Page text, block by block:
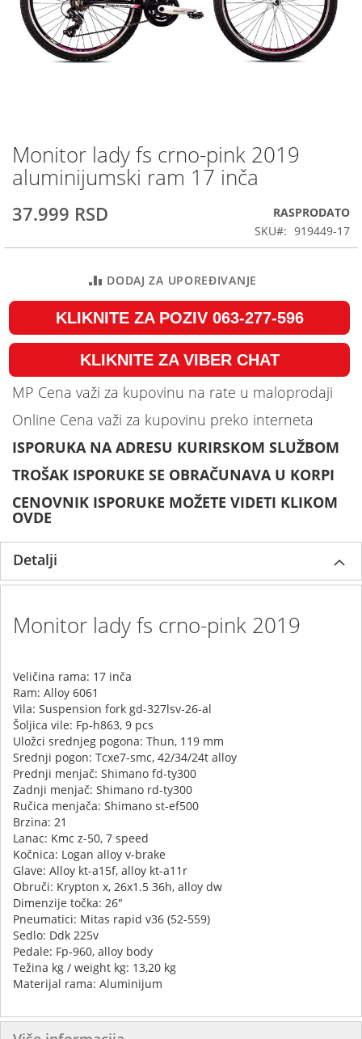
Skip
to
the
of
images
Monitor lady fs crno-pink 2019
aluminijumski ram 17 inča
37.999 RSD
RASPRODATO
SKU
919449-17
DODAJ ZA UPOREĐIVANJE
KLIKNITE ZA POZIV 063-277-596
KLIKNITE ZA VIBER CHAT
MP Cena važi za kupovinu na rate u maloprodaji
Online Cena važi za kupovinu preko interneta
ISPORUKA NA ADRESU KURIRSKOM SLUŽBOM
TROŠAK ISPORUKE SE OBRAČUNAVA U KORPI
CENOVNIK ISPORUKE MOŽETE VIDETI KLIKOM
OVDE
Detalji
Monitor lady fs crno-pink 2019
Veličina rama: 17 inča
Ram: Alloy 6061
Vila: Suspension fork gd-327lsv-26-al
Šoljica vile: Fp-h863, 9 pcs
Uložci srednjeg pogona: Thun, 119 mm
Srednji pogon: Tcxe7-smc, 42/34/24t alloy
Prednji menjač: Shimano fd-ty300
Zadnji menjač: Shimano rd-ty300
Ručica menjača: Shimano st-ef500
Brzina: 21
Lanac: Kmc z-50, 7 speed
Kočnica: Logan alloy v-brake
Glave: Alloy kt-a15f, alloy kt-a11r
Obruči: Krypton x, 26x1.5 36h, alloy dw
Dimenzije točka: 26"
Pneumatici: Mitas rapid v36 (52-559)
Sedlo: Ddk 225v
Pedale: Fp-960, alloy body
Težina kg / weight kg: 13,20 kg
Materijal rama: Aluminijum